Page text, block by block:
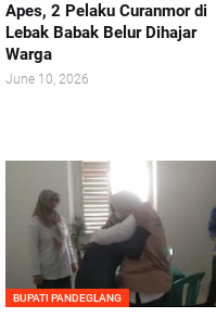
Apes, 2 Pelaku Curanmor di
Lebak Babak Belur Dihajar
Warga
June 10, 2026
BUPATI PANDEGLANG